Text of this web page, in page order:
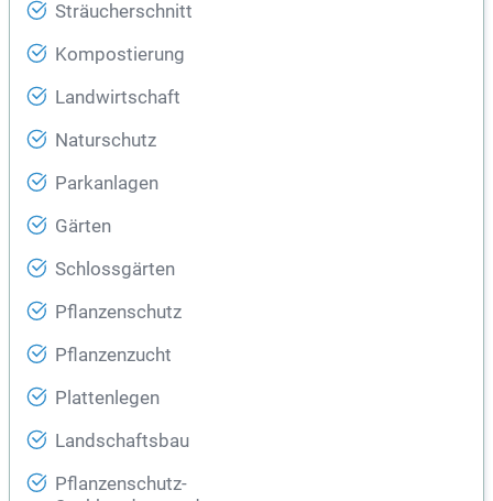
Sträucherschnitt
Kompostierung
Landwirtschaft
Naturschutz
Parkanlagen
Gärten
Schlossgärten
Pflanzenschutz
Pflanzenzucht
Plattenlegen
Landschaftsbau
Pflanzenschutz-